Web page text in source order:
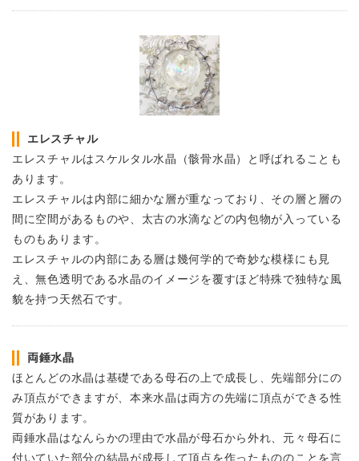
エレスチャル
エレスチャルはスケルタル水晶（骸骨水晶）と呼ばれることも
あります。
エレスチャルは内部に細かな層が重なっており、その層と層の
間に空間があるものや、太古の水滴などの内包物が入っている
ものもあります。
エレスチャルの内部にある層は幾何学的で奇妙な模様にも見
え、無色透明である水晶のイメージを覆すほど特殊で独特な風
貌を持つ天然石です。
両錘水晶
ほとんどの水晶は基礎である母石の上で成長し、先端部分にの
み頂点ができますが、本来水晶は両方の先端に頂点ができる性
質があります。
両錘水晶はなんらかの理由で水晶が母石から外れ、元々母石に
付いていた部分の結晶が成長して頂点を作ったもののことを言